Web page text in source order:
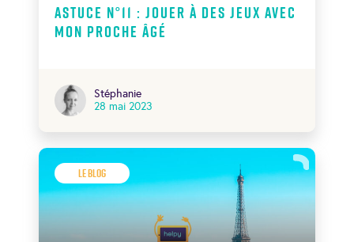
Astuce N°11 : jouer à des jeux avec
mon proche âgé
Stéphanie
28 mai 2023
Le Blog